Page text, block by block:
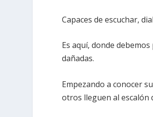
Capaces de escuchar,
Es aquí, donde
dañadas.
Empezando a conocer
otros lleguen al escalón